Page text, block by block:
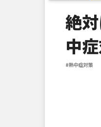
絶
中
#熱中症対策